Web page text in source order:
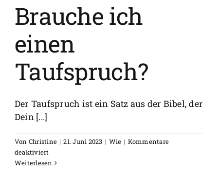
Brauche ich
einen
Taufspruch?
Der Taufspruch ist ein Satz aus der Bibel, der
Dein [...]
Von Christine | 21. Juni 2023 | Wie | Kommentare
deaktiviert
Brauche
Weiterlesen